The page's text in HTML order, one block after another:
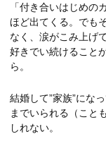
「付き合いはじめの
ほど出てくる。でも
なく、涙がこみ上げ
好きでい続けること
ら。
結婚して”家族”にな
までいられる（こと
しれない。